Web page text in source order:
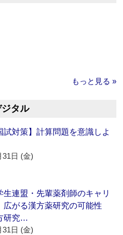
もっと見る »
タル
試対策】計算問題を意識しよ
31日 (金)
生連盟・先輩薬剤師のキャリ
広がる漢方薬研究の可能性
研究…
31日 (金)